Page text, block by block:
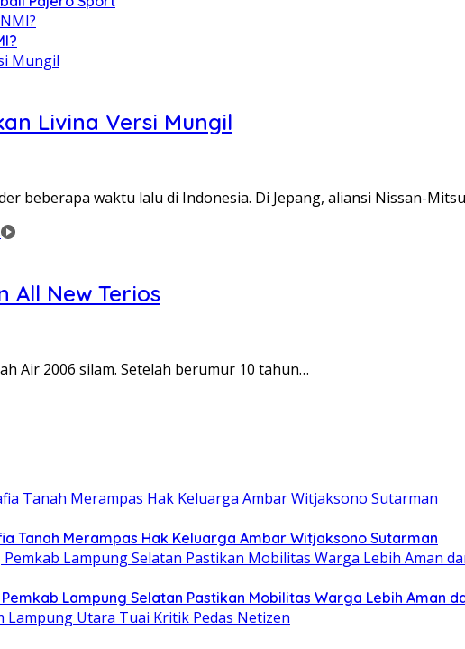
Livina Versi Mungil
beberapa waktu lalu di Indonesia. Di Jepang, aliansi Nissan-
All New Terios
Air 2006 silam. Setelah berumur 10 tahun…
Tanah Merampas Hak Keluarga Ambar Witjaksono Sutarman
Lampung Selatan Pastikan Mobilitas Warga Lebih Aman